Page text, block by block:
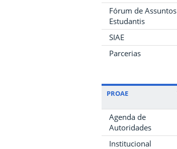
Fórum de Assuntos
Estudantis
SIAE
Parcerias
PROAE
Agenda de
Autoridades
Institucional